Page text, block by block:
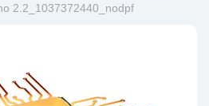
2.2_1037372440_nodpf